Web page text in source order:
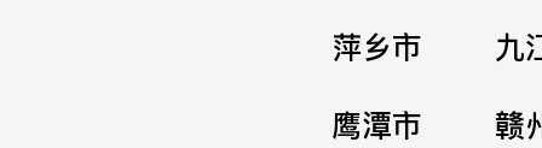
萍乡市
九
鹰潭市
赣